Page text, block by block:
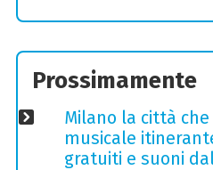
Prossimamente
Milano la città
musicale
gratuiti e suoni